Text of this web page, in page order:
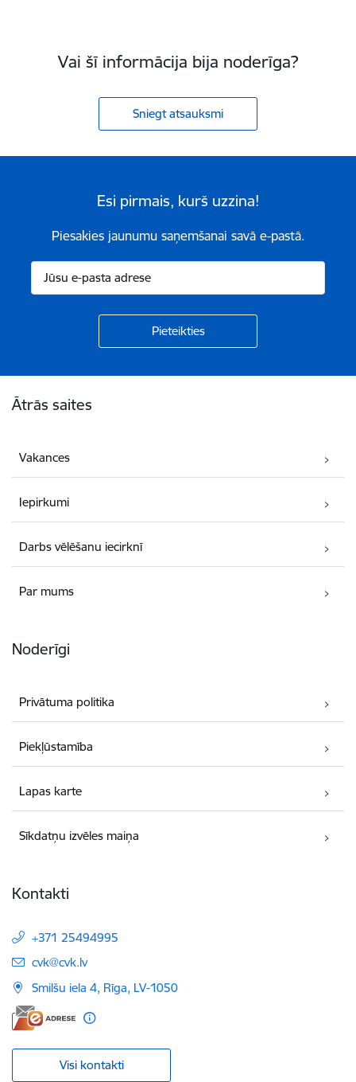
Vai šī informācija bija noderīga?
Sniegt atsauksmi
Esi pirmais, kurš uzzina!
Piesakies jaunumu saņemšanai savā e-pastā.
Ātrās saites
Vakances
Iepirkumi
Darbs vēlēšanu iecirknī
Par mums
Noderīgi
Privātuma politika
Piekļūstamība
Lapas karte
Sīkdatņu izvēles maiņa
Kontakti
+371 25494995
E-pasts:
cvk@cvk.lv
Smilšu iela 4, Rīga, LV-1050
Visi kontakti